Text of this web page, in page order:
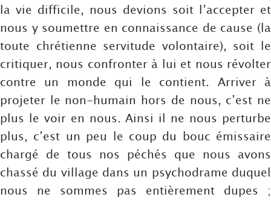
la vie difficile, nous devions soit l’accepter et
nous y soumettre en connaissance de cause (la
toute chrétienne servitude volontaire), soit le
critiquer, nous confronter à lui et nous révolter
contre un monde qui le contient. Arriver à
projeter le non-humain hors de nous, c’est ne
plus le voir en nous. Ainsi il ne nous perturbe
plus, c’est un peu le coup du bouc émissaire
chargé de tous nos péchés que nous avons
chassé du village dans un psychodrame duquel
nous ne sommes pas entièrement dupes ;